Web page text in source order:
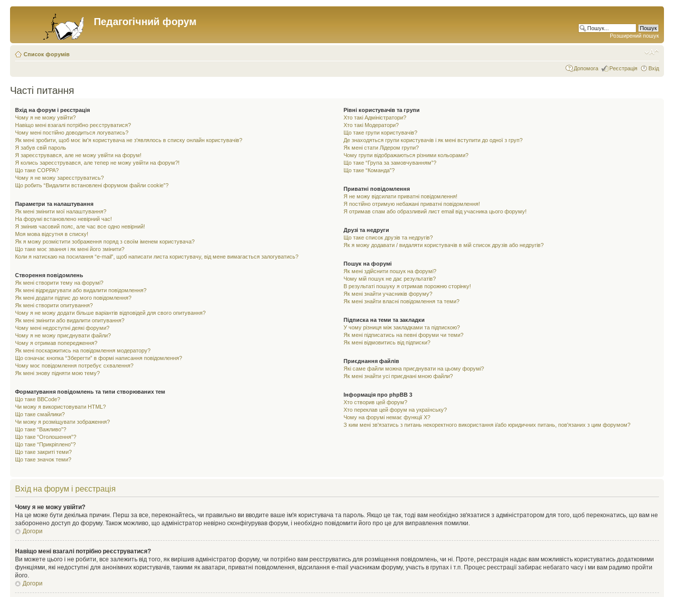
Педагогічний форум
Розширений пошук
Список форумів
Допомога Реєстрація Вхід
Часті питання
Вхід на форум і реєстрація
Чому я не можу увійти?
Навіщо мені взагалі потрібно реєструватися?
Чому мені постійно доводиться логуватись?
Як мені зробити, щоб моє ім'я користувача не з'являлось в списку онлайн користувачів?
Я забув свій пароль
Я зареєструвався, але не можу увійти на форум!
Я колись зареєструвався, але тепер не можу увійти на форум?!
Що таке COPPA?
Чому я не можу зареєструватись?
Що робить “Видалити встановлені форумом файли cookie”?
Параметри та налаштування
Як мені змінити мої налаштування?
На форумі встановлено невірний час!
Я змінив часовий пояс, але час все одно невірний!
Моя мова відсутня в списку!
Як я можу розмістити зображення поряд з своїм іменем користувача?
Що таке моє звання і як мені його змінити?
Коли я натискаю на посилання “e-mail”, щоб написати листа користувачу, від мене вимагається залогуватись?
Створення повідомлень
Як мені створити тему на форумі?
Як мені відредагувати або видалити повідомлення?
Як мені додати підпис до мого повідомлення?
Як мені створити опитування?
Чому я не можу додати більше варіантів відповідей для свого опитування?
Як мені змінити або видалити опитування?
Чому мені недоступні деякі форуми?
Чому я не можу приєднувати файли?
Чому я отримав попередження?
Як мені поскаржитись на повідомлення модератору?
Що означає кнопка “Зберегти” в формі написання повідомлення?
Чому моє повідомлення потребує схвалення?
Як мені знову підняти мою тему?
Форматування повідомлень та типи створюваних тем
Що таке BBCode?
Чи можу я використовувати HTML?
Що таке смайлики?
Чи можу я розміщувати зображення?
Що таке “Важливо”?
Що таке “Оголошення”?
Що таке “Прикріплено”?
Що таке закриті теми?
Що таке значок теми?
Рівні користувачів та групи
Хто такі Адміністратори?
Хто такі Модератори?
Що таке групи користувачів?
Де знаходяться групи користувачів і як мені вступити до одної з груп?
Як мені стати Лідером групи?
Чому групи відображаються різними кольорами?
Що таке “Група за замовчуванням”?
Що таке “Команда”?
Приватні повідомлення
Я не можу відсилати приватні повідомлення!
Я постійно отримую небажані приватні повідомлення!
Я отримав спам або образливий лист email від учасника цього форуму!
Друзі та недруги
Що таке список друзів та недругів?
Як я можу додавати / видаляти користувачів в мій список друзів або недругів?
Пошук на форумі
Як мені здійснити пошук на форумі?
Чому мій пошук не дає результатів?
В результаті пошуку я отримав порожню сторінку!
Як мені знайти учасників форуму?
Як мені знайти власні повідомлення та теми?
Підписка на теми та закладки
У чому різниця між закладками та підпискою?
Як мені підписатись на певні форуми чи теми?
Як мені відмовитись від підписки?
Приєднання файлів
Які саме файли можна приєднувати на цьому форумі?
Як мені знайти усі приєднані мною файли?
Інформація про phpBB 3
Хто створив цей форум?
Хто переклав цей форум на українську?
Чому на форумі немає функції X?
З ким мені зв'язатись з питань некоректного використання і/або юридичних питань, пов'язаних з цим форумом?
Вхід на форум і реєстрація
Чому я не можу увійти?
На це може бути декілька причин. Перш за все, переконайтесь, чи правильно ви вводите ваше ім'я користувача та пароль. Якщо це так, тоді вам необхідно зв'язатися з адміністратором для того, щоб переконатись, що вам не
заборонено доступ до форуму. Також можливо, що адміністратор невірно сконфігурував форум, і необхідно повідомити його про це для виправлення помилки.
Догори
Навіщо мені взагалі потрібно реєструватися?
Ви можете цього і не робити, все залежить від того, як вирішив адміністратор форуму, чи потрібно вам реєструватись для розміщення повідомлень, чи ні. Проте, реєстрація надає вам можливість користуватись додатковими
функціями, які недоступні для анонімних користувачів, такими як аватари, приватні повідомлення, відсилання e-mail учасникам форуму, участь в групах і т.п. Процес реєстрації забирає небагато часу і ми вам радимо пройти
його.
Догори